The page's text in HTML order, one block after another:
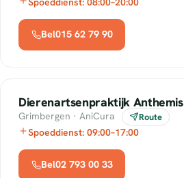
Bel015 62 79 90
Dierenartsenpraktijk Anthemis
Grimbergen · AniCura Route
Spoeddienst: 09:00–17:00
Bel02 793 00 33